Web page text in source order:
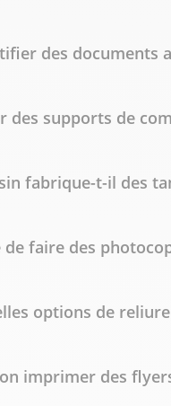
des documents
des supports de
fabrique-t-il des
de faire des
options de
imprimer des